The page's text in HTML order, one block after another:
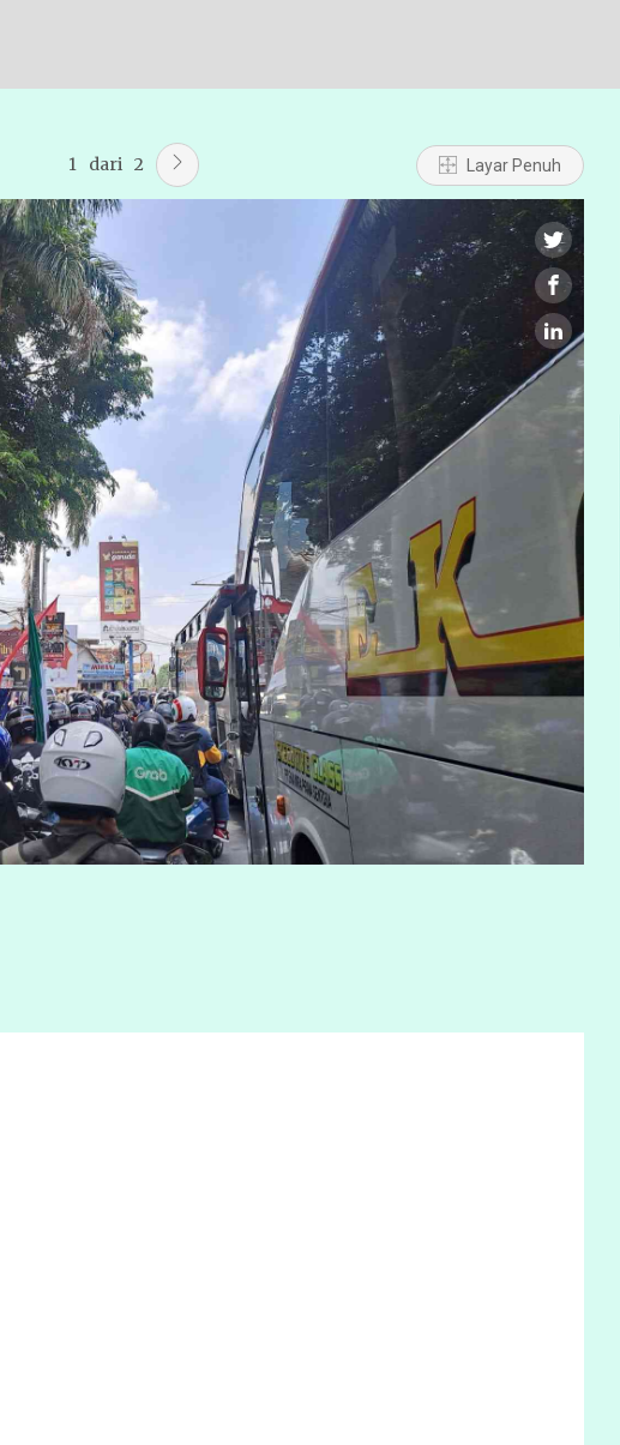
1 dari 2 Layar Penuh